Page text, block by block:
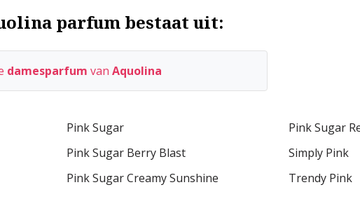
parfum bestaat uit:
damesparfum van Aquolina
Pink Sugar
Pink Sugar Berry Blast
Pink Sugar Creamy Sunshine
Pink Sugar
Simply Pink
Trendy Pink